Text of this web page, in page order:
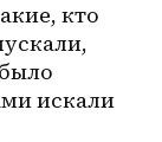
кто
искали